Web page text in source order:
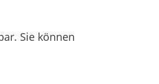
Sie können